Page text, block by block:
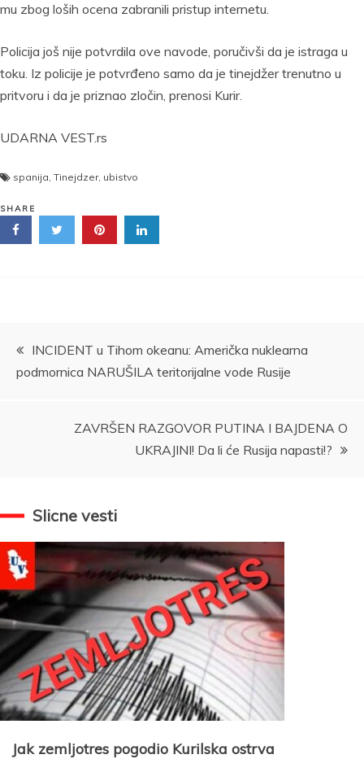
mu zbog loših ocena zabranili pristup internetu.
Policija još nije potvrdila ove navode, poručivši da je istraga u
toku. Iz policije je potvrđeno samo da je tinejdžer trenutno u
pritvoru i da je priznao zločin, prenosi Kurir.
UDARNA VEST.rs
spanija, Tinejdzer, ubistvo
SHARE
Kretanje
članka
INCIDENT u Tihom okeanu: Američka nuklearna
podmornica NARUŠILA teritorijalne vode Rusije
ZAVRŠEN RAZGOVOR PUTINA I BAJDENA O
UKRAJINI! Da li će Rusija napasti!?
Slicne vesti
Jak zemljotres pogodio Kurilska ostrva